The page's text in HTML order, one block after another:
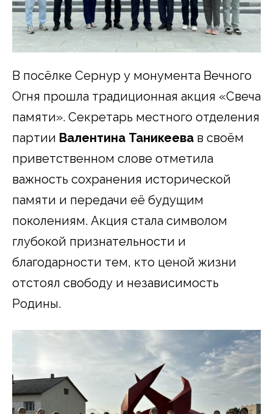
В посёлке Сернур у монумента Вечного
Огня прошла традиционная акция «Свеча
памяти». Секретарь местного отделения
партии Валентина Таникеева в своём
приветственном слове отметила
важность сохранения исторической
памяти и передачи её будущим
поколениям. Акция стала символом
глубокой признательности и
благодарности тем, кто ценой жизни
отстоял свободу и независимость
Родины.